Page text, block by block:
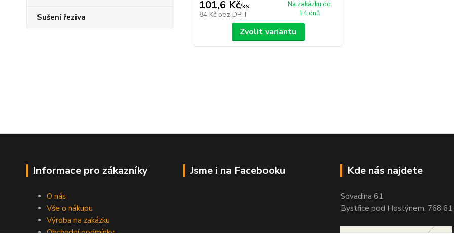
Sušení řeziva
101,6 Kč/ks
84 Kč bez DPH
Na zakázku do
14 dnů
Zvolit variantu
Informace pro zákazníky
O nás
Vše o nákupu
Výroba na zakázku
Jsme i na Facebooku Kde nás najdete
Sovadina 61
Bystřice pod Hostýnem, 768 61